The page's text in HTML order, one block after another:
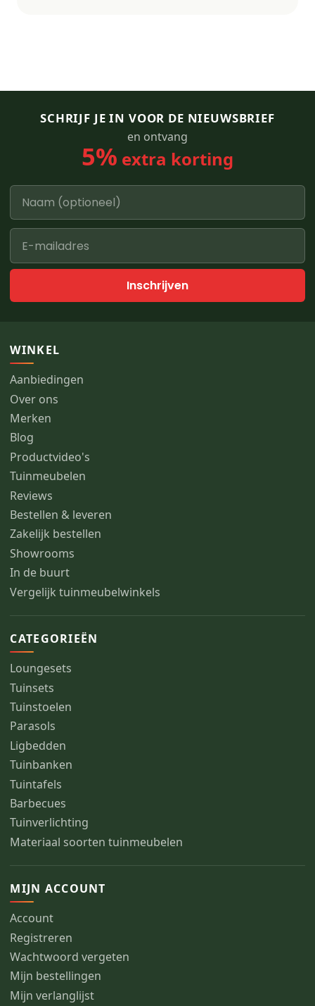
SCHRIJF JE IN VOOR DE NIEUWSBRIEF
en ontvang
5% extra korting
Inschrijven
WINKEL
Aanbiedingen
Over ons
Merken
Blog
Productvideo's
Tuinmeubelen
Reviews
Bestellen & leveren
Zakelijk bestellen
Showrooms
In de buurt
Vergelijk tuinmeubelwinkels
CATEGORIEËN
Loungesets
Tuinsets
Tuinstoelen
Parasols
Ligbedden
Tuinbanken
Tuintafels
Barbecues
Tuinverlichting
Materiaal soorten tuinmeubelen
MIJN ACCOUNT
Account
Registreren
Wachtwoord vergeten
Mijn bestellingen
Mijn verlanglijst